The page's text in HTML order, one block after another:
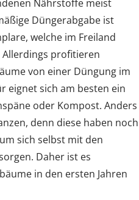
Nährstoffe meist
Düngerabgabe ist
welche im Freiland
profitieren
von einer Düngung im
eignet sich am besten ein
oder Kompost. Anders
denn diese haben noch
sich selbst mit den
Daher ist es
in den ersten Jahren